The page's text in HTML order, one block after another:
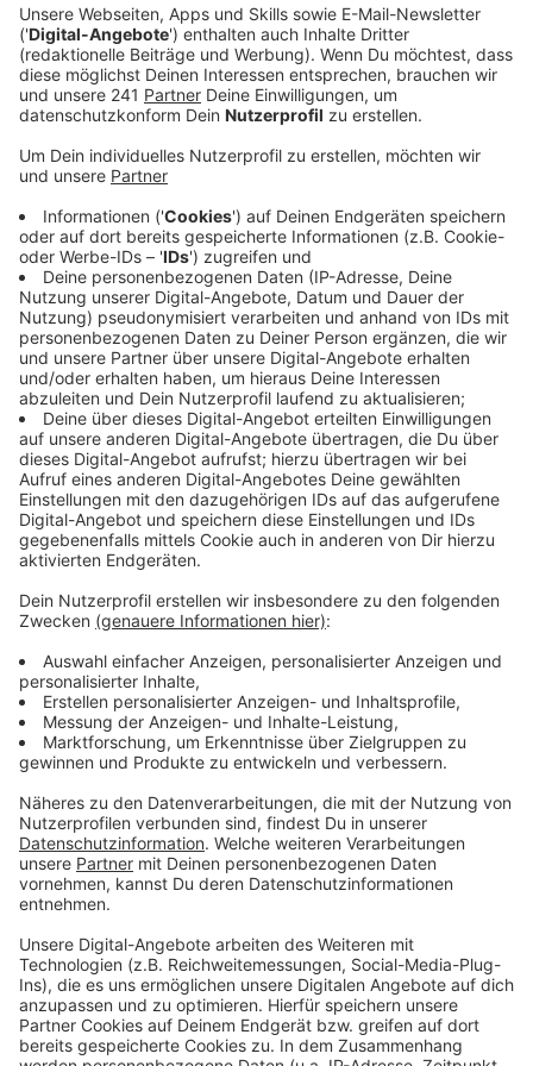
Stadtverwaltung lehnt die Idee nicht grundsätzlich
ab.
Veröffentlicht:Montag, 20.11.2023 06:17
Anzeige
Fest steht: Kurzfristig lässt sich die Idee nicht
umsetzen. Laut Stadt fehlt dafür die nötige
Infrastruktur. Was dafür nötig ist, wie viel es kostet
und ob das Ganze grundsätzlich umsetzbar ist, will die
Stadtverwaltung prüfen lassen. Dafür braucht sie aber
das Go der Leverkusener Stadtpolitik. Am Montag
beraten erstmals die Stadtteilpolitiker unter anderem
fürWiesdorf zum Thema. Endgültig entscheiden
müssen aber die Stadtratspolitiker im Dezember. Die
Antragssteller aus dem Jugendstadtrat wünschen
sich das freies WLAN für Notsituationen und um
soziale Kontakte über das Internet auch unterwegs
pflegen zu können.
Anzeige
Weitere Themen aus Leverkusen
Anzeige
Unfall in Leverkusen-Schlebusch: Mann schwer
verletzt
Strom in Leverkusen-Opladen fließt wieder
Steuererhöhung kommt: Leverkusener Restaurants in
Gefahr
Anzeige